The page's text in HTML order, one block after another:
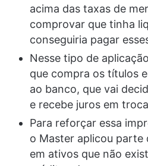
acima das taxas de
comprovar que tinha
conseguiria pagar
Nesse tipo de
que compra os títulos
ao banco, que vai
e recebe juros em
Para reforçar essa
o Master aplicou parte
em ativos que não